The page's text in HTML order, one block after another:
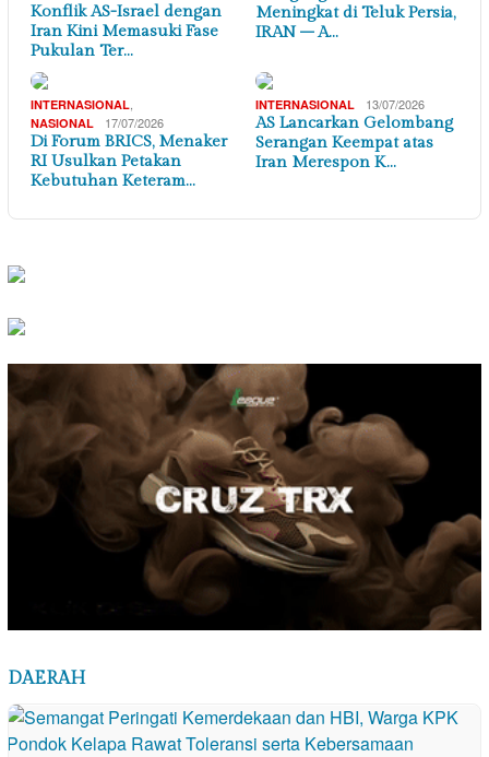
Konflik AS-Israel dengan
Iran Kini Memasuki Fase
Pukulan Ter…
Meningkat di Teluk Persia,
IRAN – A…
INTERNASIONAL
NASIONAL 17/07/2026
Di Forum BRICS, Menaker
RI Usulkan Petakan
Kebutuhan Keteram…
INTERNASIONAL 13/07/2026
AS Lancarkan Gelombang
Serangan Keempat atas
Iran Merespon K…
DAERAH